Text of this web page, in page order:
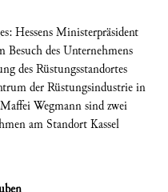
Hessens Ministerpräsident
Besuch des Unternehmens
des Rüstungsstandortes
der Rüstungsindustrie in
Wegmann sind zwei
am Standort Kassel